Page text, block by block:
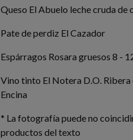
Queso El Abuelo leche cruda
Pate de perdiz El Cazador
Espárragos Rosara gruesos 8 -
Vino tinto El Notera D.O. Ribera
Encina
* La fotografía puede no
productos del texto